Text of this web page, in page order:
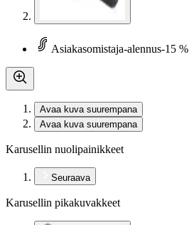
Asiakasomistaja-alennus-15 %
Avaa kuva suurempana
Avaa kuva suurempana
Karusellin nuolipainikkeet
Seuraava
Karusellin pikakuvakkeet